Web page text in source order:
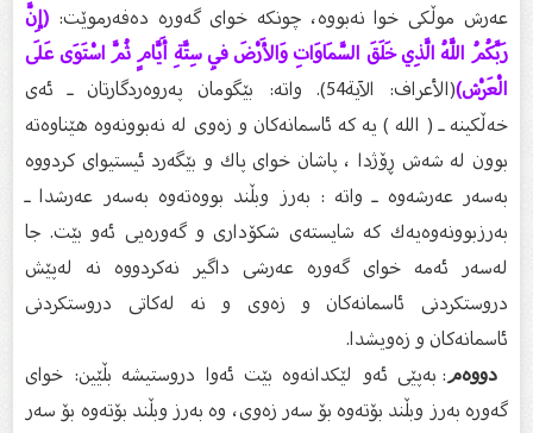
عەرش موڵكى خوا نەبووە، چونكە خواى گەورە دەفەرموێت:(إِنَّ
رَبَّكُمُ اللَّهُ الَّذِي خَلَقَ السَّمَاوَاتِ وَالأَرْضَ فِي سِتَّةِ أَيَّامٍ ثُمَّ اسْتَوَى عَلَى
الْعَرْش)
(الأعراف: الآية54). واتە: بێگومان پەروەردگارتان ـ ئەى
خەڵكینە ـ ( الله ) یە كە ئاسمانەكان و زەوى لە نەبوونەوە هێناوەتە
بوون لە شەش ڕۆژدا ، پاشان خواى پاك و بێگەرد ئیستیواى كردووە
بەسەر عەرشەوە ـ واتە : بەرز وبڵند بووەتەوە بەسەر عەرشدا ـ
بەرزبوونەوەیەك كە شایستەى شكۆدارى و گەورەیى ئەو بێت. جا
لەسەر ئەمە خواى گەورە عەرشى داگیر نەكردووە نە لەپێش
دروستكردنى ئاسمانەكان و زەوى و نە لەكاتى دروستكردنى
ئاسمانەكان و زەویشدا.
دووەم: بەپێى ئەو لێكدانەوە بێت ئەوا دروستیشە بڵێین: خواى
گەورە بەرز وبڵند بۆتەوە بۆ سەر زەوى، وە بەرز وبڵند بۆتەوە بۆ سەر